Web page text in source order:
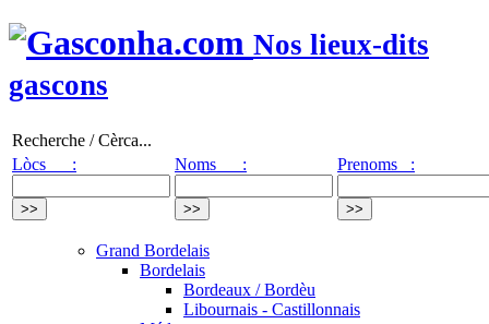
Nos lieux-dits
gascons
Recherche / Cèrca...
Lòcs :
Noms : Prenoms :
Grand Bordelais
Bordelais
Bordeaux / Bordèu
Libournais - Castillonnais